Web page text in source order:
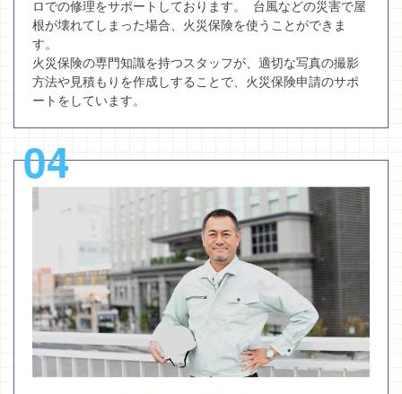
ロでの修理をサポートしております。 台風などの災害で屋
根が壊れてしまった場合、火災保険を使うことができま
す。
火災保険の専門知識を持つスタッフが、適切な写真の撮影
方法や見積もりを作成しすることで、火災保険申請のサポ
ートをしています。
04